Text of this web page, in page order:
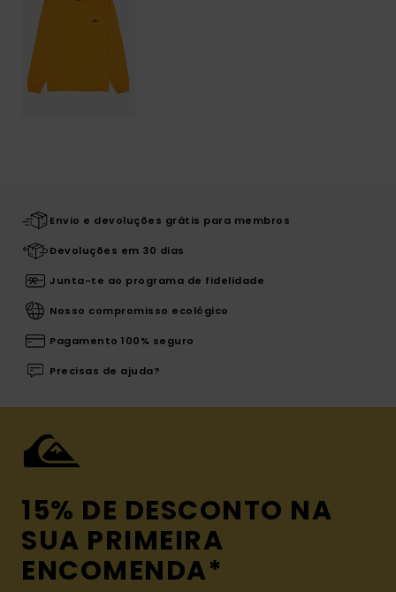
Envio e devoluções grátis para membros
Devoluções em 30 dias
Junta-te ao programa de fidelidade
Nosso compromisso ecológico
Pagamento 100% seguro
Precisas de ajuda?
15% DE DESCONTO NA
SUA PRIMEIRA
ENCOMENDA*